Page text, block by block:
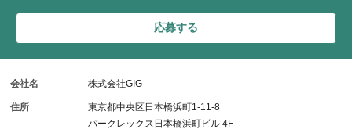
応募する
会社名 株式会社GIG
住所
東京都中央区日本橋浜町1-11-8
パークレックス日本橋浜町ビル 4F